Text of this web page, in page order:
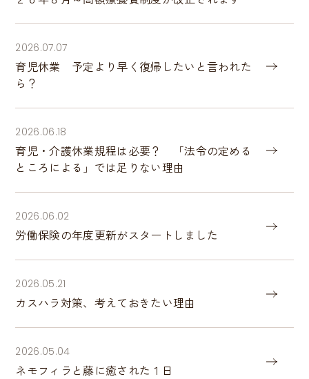
2026.07.07
育児休業 予定より早く復帰したいと言われた
ら？
2026.06.18
育児・介護休業規程は必要？ 「法令の定める
ところによる」では足りない理由
2026.06.02
労働保険の年度更新がスタートしました
2026.05.21
カスハラ対策、考えておきたい理由
2026.05.04
ネモフィラと藤に癒された１日